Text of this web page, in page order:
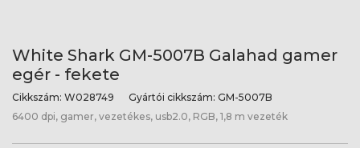
White Shark GM-5007B Galahad gamer
egér - fekete
Cikkszám: W028749 Gyártói cikkszám: GM-5007B
6400 dpi, gamer, vezetékes, usb2.0, RGB, 1,8 m vezeték